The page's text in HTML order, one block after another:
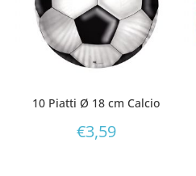
10 Piatti Ø 18 cm Calcio
€3,59